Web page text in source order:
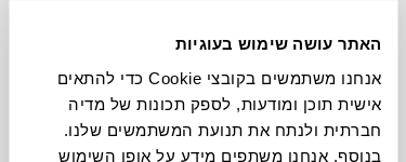
האתר עושה שימוש בעוגיות
אנחנו משתמשים בקובצי Cookie כדי להתאים
אישית תוכן ומודעות, לספק תכונות של מדיה
חברתית ולנתח את תנועת המשתמשים שלנו.
בנוסף, אנחנו משתפים מידע על אופן השימוש
צבעים